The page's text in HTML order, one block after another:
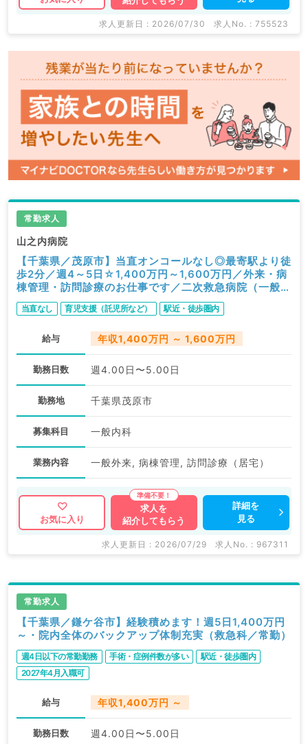
求人更新日 : 2026/07/30 求人No. : 755523
常勤求人
山之内病院
【千葉県／茂原市】当直オンコールなし◎最寄駅より徒
歩2分／週4～5日☆1,400万円～1,600万円／外来・病
棟管理・訪問診療のお仕事です／二次救急病院（一般内
科／常勤）
当直なし 育児支援（託児所など） 駅近・徒歩圏内
給与 年収1,400万円 ～ 1,600万円
勤務日数 週4.00日〜5.00日
勤務地 千葉県茂原市
募集科目 一般内科
業務内容 一般外来, 病棟管理, 訪問診療（居宅）
お気に入り
求人を
紹介してもらう
詳細を
見る
求人更新日 : 2026/07/29 求人No. : 967311
常勤求人
【千葉県／鎌ケ谷市】経験積めます！週5日1,400万円
～・院内全体のバックアップ体制充実（救急科／常勤）
週4日以下の常勤勤務 手術・症例件数が多い
駅近・徒歩圏内
2027年4月入職可
給与 年収1,400万円 ～
勤務日数 週4.00日〜5.00日